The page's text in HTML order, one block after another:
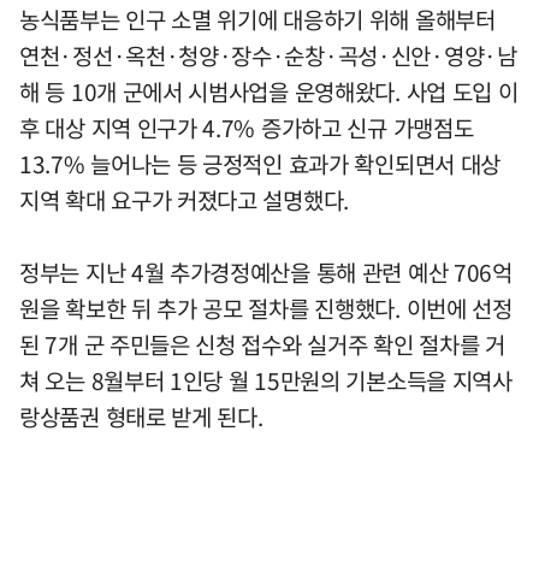
농식품부는 인구 소멸 위기에 대응하기 위해 올해부터
연천·정선·옥천·청양·장수·순창·곡성·신안·영양·남
해 등 10개 군에서 시범사업을 운영해왔다. 사업 도입 이
후 대상 지역 인구가 4.7% 증가하고 신규 가맹점도
13.7% 늘어나는 등 긍정적인 효과가 확인되면서 대상
지역 확대 요구가 커졌다고 설명했다.
정부는 지난 4월 추가경정예산을 통해 관련 예산 706억
원을 확보한 뒤 추가 공모 절차를 진행했다. 이번에 선정
된 7개 군 주민들은 신청 접수와 실거주 확인 절차를 거
쳐 오는 8월부터 1인당 월 15만원의 기본소득을 지역사
랑상품권 형태로 받게 된다.